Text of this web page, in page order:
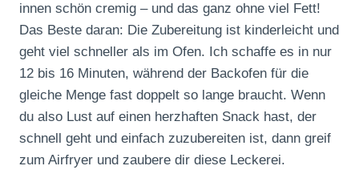
innen schön cremig – und das ganz ohne viel Fett!
Das Beste daran: Die Zubereitung ist kinderleicht und
geht viel schneller als im Ofen. Ich schaffe es in nur
12 bis 16 Minuten, während der Backofen für die
gleiche Menge fast doppelt so lange braucht. Wenn
du also Lust auf einen herzhaften Snack hast, der
schnell geht und einfach zuzubereiten ist, dann greif
zum Airfryer und zaubere dir diese Leckerei.